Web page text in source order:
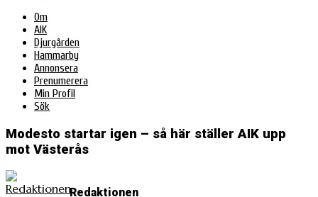
Om
AIK
Djurgården
Hammarby
Annonsera
Prenumerera
Min Profil
Sök
Modesto startar igen – så här ställer AIK upp
mot Västerås
Redaktionen